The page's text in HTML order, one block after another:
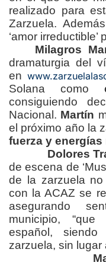
realizado para
Zarzuela.
‘amor
Milagros
dramaturgia del
en
Solana como
consiguiendo
Nacional. Martín
el próximo año la
fuerza y energías
Dolores
de escena de
de la zarzuela
con la ACAZ se
asegurando
municipio,
español,
zarzuela, sin lugar